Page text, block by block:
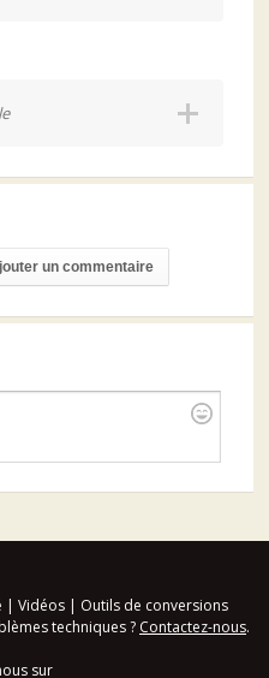
un commentaire
| Vidéos| Outils de conversions
techniques ? Contactez-nous.
sur